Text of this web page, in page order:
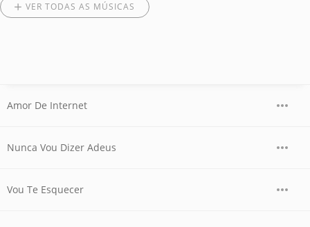
VER TODAS AS MÚSICAS
Amor De Internet
Nunca Vou Dizer Adeus
Vou Te Esquecer